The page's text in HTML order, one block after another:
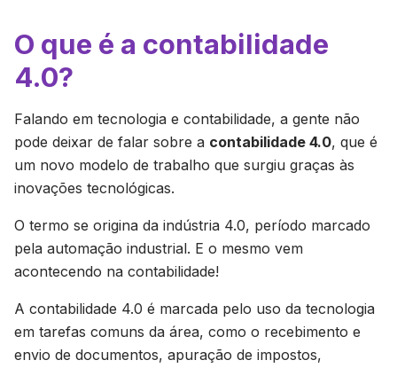
O que é a contabilidade
4.0?
Falando em tecnologia e contabilidade, a gente não
pode deixar de falar sobre a contabilidade 4.0, que é
um novo modelo de trabalho que surgiu graças às
inovações tecnológicas.
O termo se origina da indústria 4.0, período marcado
pela automação industrial. E o mesmo vem
acontecendo na contabilidade!
A contabilidade 4.0 é marcada pelo uso da tecnologia
em tarefas comuns da área, como o recebimento e
envio de documentos, apuração de impostos,